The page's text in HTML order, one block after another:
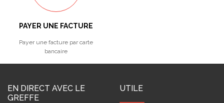
PAYER UNE FACTURE
Payer une facture par carte
bancaire
EN DIRECT AVEC LE
GREFFE
UTILE